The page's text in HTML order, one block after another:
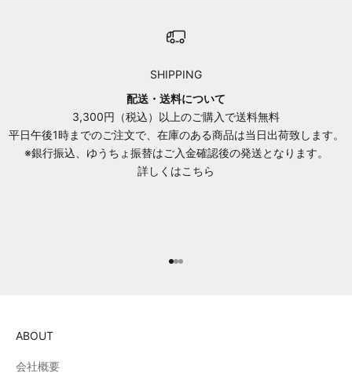
SHIPPING
配送・送料について
3,300円（税込）以上のご購入で送料無料
平日午後1時までのご注文で、在庫のある商品は当日出荷致します。
※銀行振込、ゆうちょ振替はご入金確認後の発送となります。
詳しくはこちら
項目に移動する 1
項目に移動する 2
項目に移動する 3
ABOUT
会社概要